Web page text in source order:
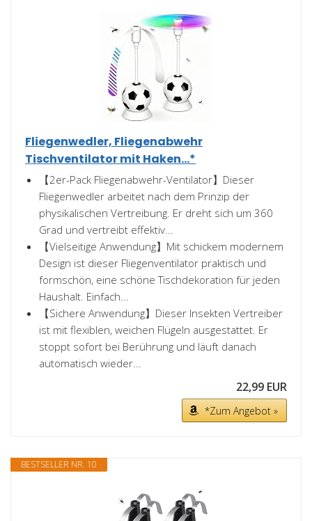
Fliegenwedler, Fliegenabwehr
Tischventilator mit Haken...*
【2er-Pack Fliegenabwehr-Ventilator】Dieser
Fliegenwedler arbeitet nach dem Prinzip der
physikalischen Vertreibung. Er dreht sich um 360
Grad und vertreibt effektiv...
【Vielseitige Anwendung】Mit schickem modernem
Design ist dieser Fliegenventilator praktisch und
formschön, eine schöne Tischdekoration für jeden
Haushalt. Einfach...
【Sichere Anwendung】Dieser Insekten Vertreiber
ist mit flexiblen, weichen Flügeln ausgestattet. Er
stoppt sofort bei Berührung und läuft danach
automatisch wieder...
22,99 EUR
*Zum Angebot »
BESTSELLER NR. 10